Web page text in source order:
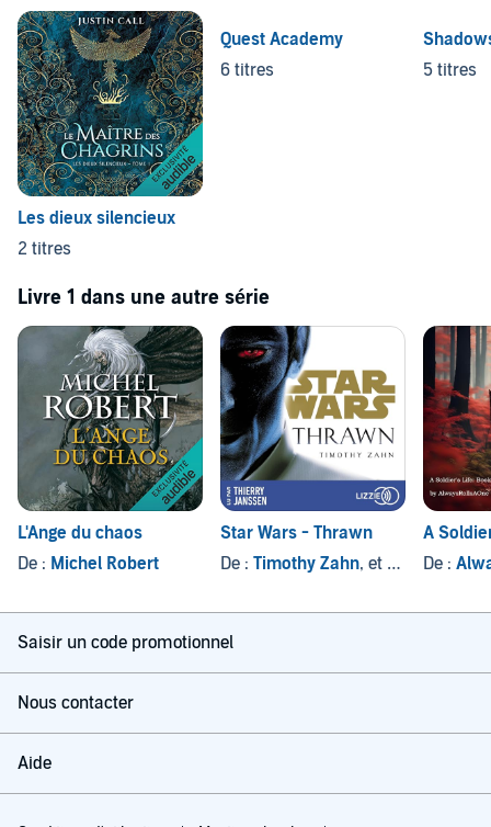
Les dieux silencieux
2 titres
Quest Academy
6 titres
5 titres
Livre 1 dans une autre série
L'Ange du chaos
De : Michel Robert
Star Wars - Thrawn
De : Timothy Zahn, et autres
A
De :
Saisir un code promotionnel
Nous contacter
Aide